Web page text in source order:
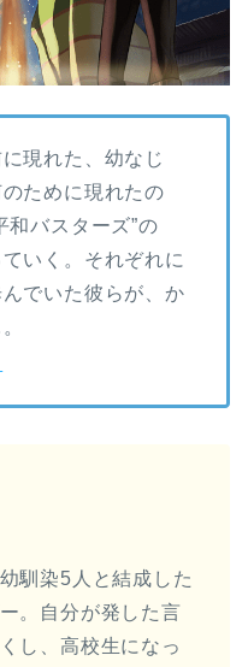
現れた、幼なじ
ために現れたの
和バスターズ”の
いく。それぞれに
でいた彼らが、か
馴染5人と結成した
。自分が発した言
し、高校生になっ